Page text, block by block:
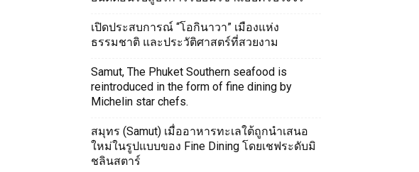
เปิดประสบการณ์ “โอกินาวา” เมืองแห่ง
ธรรมชาติ และประวัติศาสตร์ที่สวยงาม
Samut, The Phuket Southern seafood is
reintroduced in the form of fine dining by
Michelin star chefs.
สมุทร (Samut) เมื่ออาหารทะเลใต้ถูกนำเสนอ
ใหม่ในรูปแบบของ Fine Dining โดยเชฟระดับมิ
ชลินสตาร์